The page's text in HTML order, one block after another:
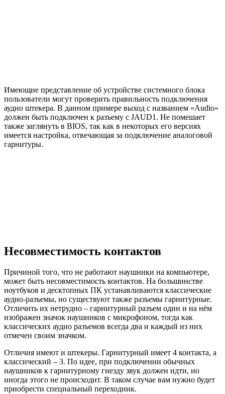
Имеющие представление об устройстве системного блока
пользователи могут проверить правильность подключения
аудио штекера. В данном примере выход с названием «Audio»
должен быть подключен к разъему с JAUD1. Не помешает
также заглянуть в BIOS, так как в некоторых его версиях
имеется настройка, отвечающая за подключение аналоговой
гарнитуры.
Несовместимость контактов
Причиной того, что не работают наушники на компьютере,
может быть несовместимость контактов. На большинстве
ноутбуков и десктопных ПК устанавливаются классические
аудио-разъемы, но существуют также разъемы гарнитурные.
Отличить их нетрудно – гарнитурный разъем один и на нём
изображен значок наушников с микрофоном, тогда как
классических аудио разъемов всегда два и каждый из них
отмечен своим значком.
Отличия имеют и штекеры. Гарнитурный имеет 4 контакта, а
классический – 3. По идее, при подключении обычных
наушников к гарнитурному гнезду звук должен идти, но
иногда этого не происходит. В таком случае вам нужно будет
приобрести специальный переходник.